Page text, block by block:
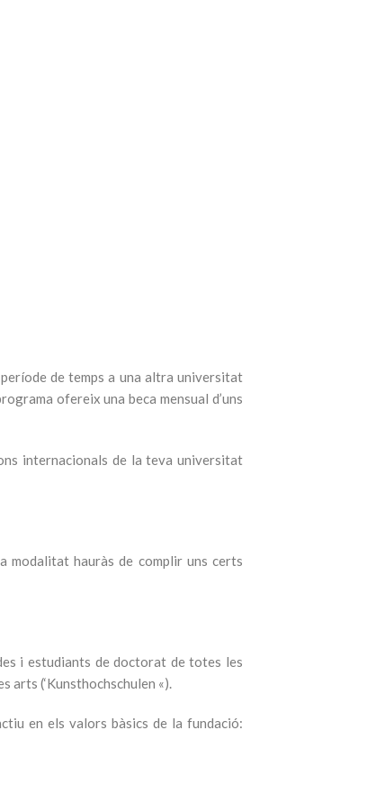
de temps a una altra universitat
ofereix una beca mensual d’uns
internacionals de la teva universitat
modalitat hauràs de complir uns certs
i estudiants de doctorat de totes les
arts (‘Kunsthochschulen «).
en els valors bàsics de la fundació: